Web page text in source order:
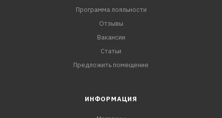
Программа лояльности
Отзывы
Вакансии
Статьи
Предложить помещение
ИНФОРМАЦИЯ